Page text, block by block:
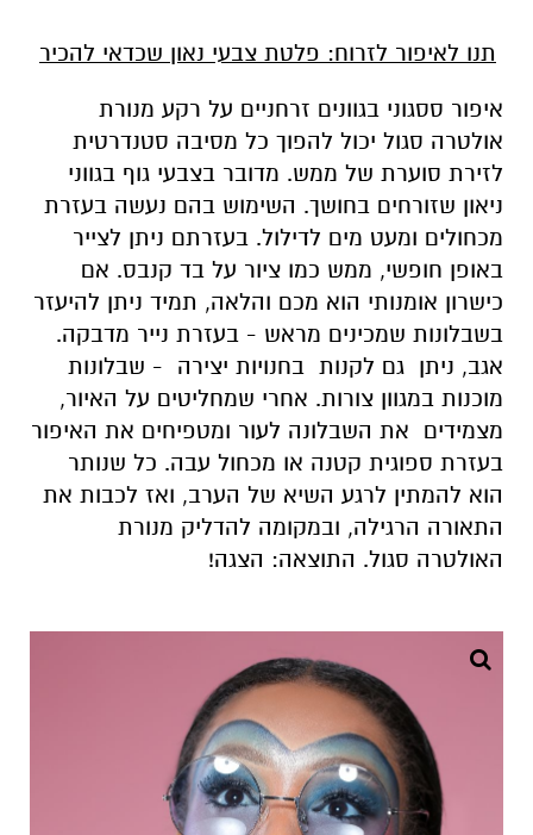
תנו לאיפור לזרוח: פלטת צבעי נאון שכדאי להכיר
איפור ססגוני בגוונים זרחניים על רקע מנורת
אולטרה סגול יכול להפוך כל מסיבה סטנדרטית
לזירת סוערת של ממש. מדובר בצבעי גוף בגווני
ניאון שזורחים בחושך. השימוש בהם נעשה בעזרת
מכחולים ומעט מים לדילול. בעזרתם ניתן לצייר
באופן חופשי, ממש כמו ציור על בד קנבס. אם
כישרון אומנותי הוא מכם והלאה, תמיד ניתן להיעזר
בשבלונות שמכינים מראש - בעזרת נייר מדבקה.
אגב, ניתן גם לקנות בחנויות יצירה - שבלונות
מוכנות במגוון צורות. אחרי שמחליטים על האיור,
מצמידים את השבלונה לעור ומטפיחים את האיפור
בעזרת ספוגית קטנה או מכחול עבה. כל שנותר
הוא להמתין לרגע השיא של הערב, ואז לכבות את
התאורה הרגילה, ובמקומה להדליק מנורת
האולטרה סגול. התוצאה: הצגה!